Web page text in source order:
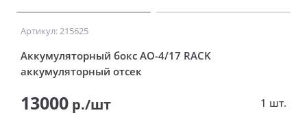
Артикул: 215625
Аккумуляторный бокс АО-4/17 RACK
аккумуляторный отсек
13000 р./шт 1 шт.